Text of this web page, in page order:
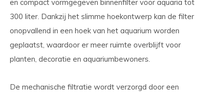
en compact vormgegeven binnenfilter voor aquaria tot
300 liter. Dankzij het slimme hoekontwerp kan de filter
onopvallend in een hoek van het aquarium worden
geplaatst, waardoor er meer ruimte overblijft voor
planten, decoratie en aquariumbewoners.
De mechanische filtratie wordt verzorgd door een